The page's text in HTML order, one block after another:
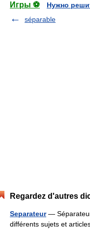
Игры ⚽
Нужно
séparable
Regardez d'autres
Separateur— Séparateur
différents sujets et